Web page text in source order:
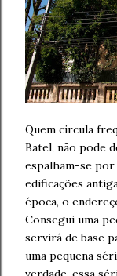
Quem circula
Batel, não pode
espalham-se
edificações
época, o
Consegui uma
servirá de base
uma pequena